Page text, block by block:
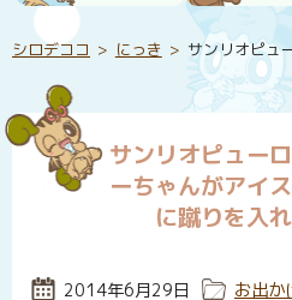
シロデココ にっき サンリオピュ
サンリオピュー
ーちゃんがアイ
に蹴りを入
投稿日:
2014年6月29日 カテゴ
お出か